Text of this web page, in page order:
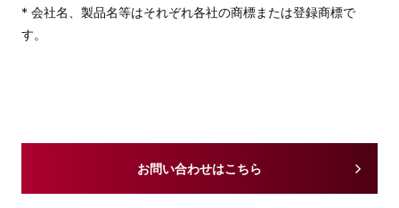
* 会社名、製品名等はそれぞれ各社の商標または登録商標で
す。
お問い合わせはこちら